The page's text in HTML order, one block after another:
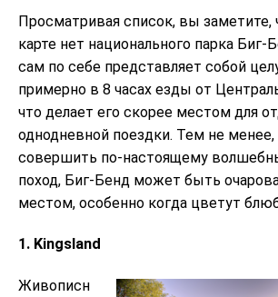
Просматривая список, вы заметите,
карте нет национального парка
сам по себе представляет собой
примерно в 8 часах езды от
что делает его скорее местом для
однодневной поездки. Тем не
совершить по-настоящему
поход, Биг-Бенд может быть
местом, особенно когда цветут
1. Kingsland
Живописн